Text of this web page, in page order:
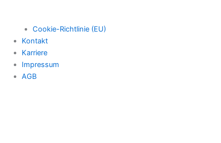
Cookie-Richtlinie (EU)
Kontakt
Karriere
Impressum
AGB